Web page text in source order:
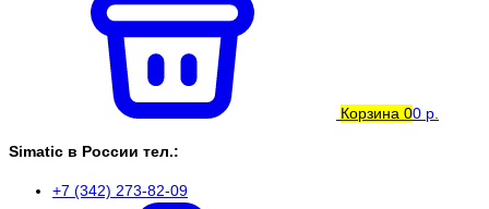
Корзина 00 р.
Simatic в России тел.:
+7 (342) 273-82-09